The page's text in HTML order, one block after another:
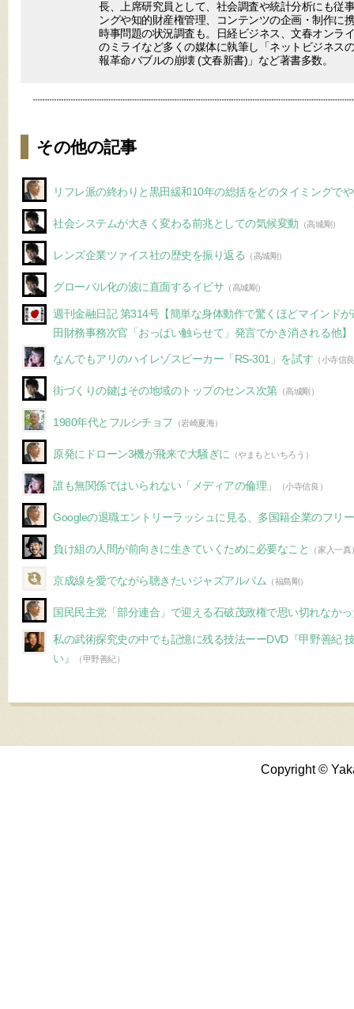
長、上席研究員として、社会調査や統計分析にも従
ングや知的財産権管理、コンテンツの企画・制作に
時事問題の状況調査も。日経ビジネス、文春オンラ
のミライなど多くの媒体に執筆し「ネットビジネス
報革命バブルの崩壊 (文春新書)」など著書多数。
その他の記事
リフレ派の終わりと黒田緩和10年の総括をどのタイミングで
社会システムが大きく変わる前兆としての気候変動 （高城剛）
レンズ企業ツァイス社の歴史を振り返る （高城剛）
グローバル化の波に直面するイビサ （高城剛）
週刊金融日記 第314号【簡単な身体動作で驚くほどマインド
田財務事務次官「おっぱい触らせて」発言でかき消される他】
なんでもアリのハイレゾスピーカー「RS-301」を試す （小寺信
街づくりの鍵はその地域のトップのセンス次第 （高城剛）
1980年代とフルシチョフ （岩崎夏海）
原発にドローン3機が飛来で大騒ぎに （やまもといちろう）
誰も無関係ではいられない「メディアの倫理」 （小寺信良）
Googleの退職エントリーラッシュに見る、多国籍企業のフリ
負け組の人間が前向きに生きていくために必要なこと （家入一真
京成線を愛でながら聴きたいジャズアルバム （福島剛）
国民民主党「部分連合」で迎える石破茂政権で思い切れなか
私の武術探究史の中でも記憶に残る技法ーーDVD『甲野善紀
い』
（甲野善紀）
Copyright ©